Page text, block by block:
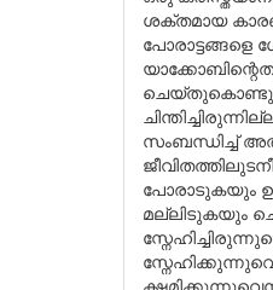
ശക്തമായ
പോരാട്ടങ്ങളെ
ചെയ്തുകൊണ്ടു
സംബന്ധിച്ച്
പോരാടുകയും
മല്ലിടുകയും